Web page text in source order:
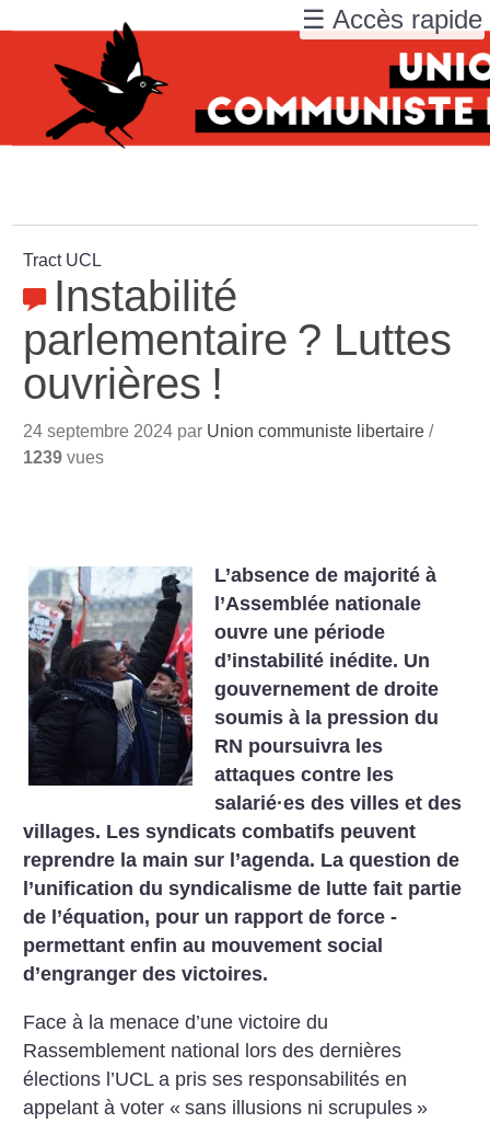
Tract UCL
Instabilité
parlementaire ? Luttes
ouvrières !
24 septembre 2024 par Union communiste libertaire /
1239 vues
L’absence de majorité à
l’Assemblée nationale
ouvre une période
d’instabilité inédite. Un
gouvernement de droite
soumis à la pression du
RN poursuivra les
attaques contre les
salarié·es des villes et des
villages. Les syndicats combatifs peuvent
reprendre la main sur l’agenda. La question de
l’unification du syndicalisme de lutte fait partie
de l’équation, pour un rapport de force ­
permettant enfin au mouvement social
d’engranger des victoires.
Face à la menace d’une victoire du
Rassemblement national lors des dernières
élections l’UCL a pris ses responsabilités en
appelant à voter « sans illusions ni scrupules »
☰ Accès rapide